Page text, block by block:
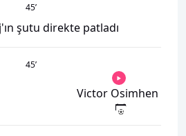
45’
şutu direkte patladı
45’
Victor Osimhen